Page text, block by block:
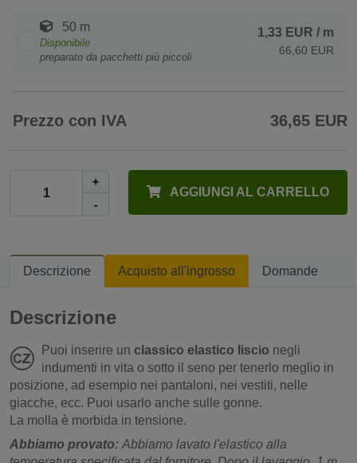
50 m
Disponibile
preparato da pacchetti più piccoli
1,33 EUR / m
66,60 EUR
Prezzo con IVA 36,65 EUR
+
-
AGGIUNGI AL CARRELLO
Descrizione Acquisto all'ingrosso Domande
Descrizione
Puoi inserire un classico elastico liscio negli
indumenti in vita o sotto il seno per tenerlo meglio in
posizione, ad esempio nei pantaloni, nei vestiti, nelle
giacche, ecc. Puoi usarlo anche sulle gonne.
La molla è morbida in tensione.
Abbiamo provato: Abbiamo lavato l'elastico alla